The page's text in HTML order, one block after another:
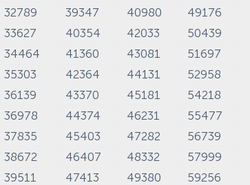
32789 39347 40980
49176
33627 40354 42033
50439
34464 41360 43081
51697
35303 42364 44131
52958
36139 43370 45181
54218
36978 44374 46231
55477
37835 45403 47282
56739
38672 46407 48332
57999
39511 47413 49380
59256